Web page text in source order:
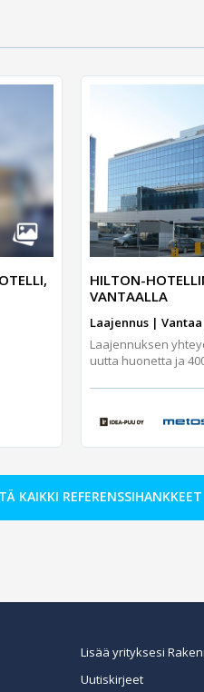
HILTON-
VANTAALLA
Laajennus |
Laajennuksen
uutta huonetta ja
KAIKKI REFERENSSIHANKKEET
Lisää yrityksesi
Uutiskirjeet